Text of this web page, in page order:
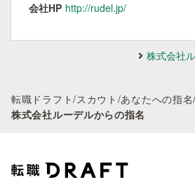
会社HP http://rudel.jp/
株式会社
転職ドラフト/スカウト /あなたへの指名/
株式会社ルーデルからの指名